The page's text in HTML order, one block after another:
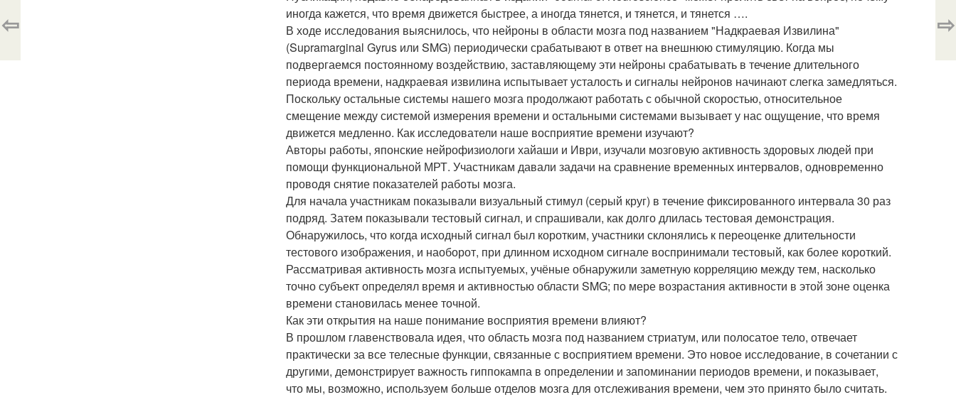
иногда кажется, что время движется быстрее, а иногда тянется, и тянется, и тянется ….
В ходе исследования выяснилось, что нейроны в области мозга под названием "Надкраевая Извилина"
(Supramarginal Gyrus или SMG) периодически срабатывают в ответ на внешнюю стимуляцию. Когда мы
подвергаемся постоянному воздействию, заставляющему эти нейроны срабатывать в течение длительного
периода времени, надкраевая извилина испытывает усталость и сигналы нейронов начинают слегка замедляться.
Поскольку остальные системы нашего мозга продолжают работать с обычной скоростью, относительное
смещение между системой измерения времени и остальными системами вызывает у нас ощущение, что время
движется медленно. Как исследователи наше восприятие времени изучают?
Авторы работы, японские нейрофизиологи хайаши и Иври, изучали мозговую активность здоровых людей при
помощи функциональной МРТ. Участникам давали задачи на сравнение временных интервалов, одновременно
проводя снятие показателей работы мозга.
Для начала участникам показывали визуальный стимул (серый круг) в течение фиксированного интервала 30 раз
подряд. Затем показывали тестовый сигнал, и спрашивали, как долго длилась тестовая демонстрация.
Обнаружилось, что когда исходный сигнал был коротким, участники склонялись к переоценке длительности
тестового изображения, и наоборот, при длинном исходном сигнале воспринимали тестовый, как более короткий.
Рассматривая активность мозга испытуемых, учёные обнаружили заметную корреляцию между тем, насколько
точно субъект определял время и активностью области SMG; по мере возрастания активности в этой зоне оценка
времени становилась менее точной.
Как эти открытия на наше понимание восприятия времени влияют?
В прошлом главенствовала идея, что область мозга под названием стриатум, или полосатое тело, отвечает
практически за все телесные функции, связанные с восприятием времени. Это новое исследование, в сочетании с
другими, демонстрирует важность гиппокампа в определении и запоминании периодов времени, и показывает,
что мы, возможно, используем больше отделов мозга для отслеживания времени, чем это принято было считать.
⇦ ⇨